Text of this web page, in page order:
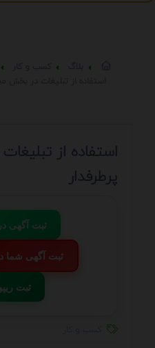
استفاده از
پرطرفدار
📢 ثبت آگهی
💬 ثبت آگهی
📰 ثبت